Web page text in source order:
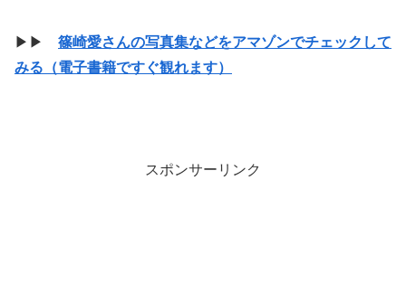
▶▶ 篠崎愛さんの写真集などをアマゾンでチェックして
みる（電子書籍ですぐ観れます）
スポンサーリンク